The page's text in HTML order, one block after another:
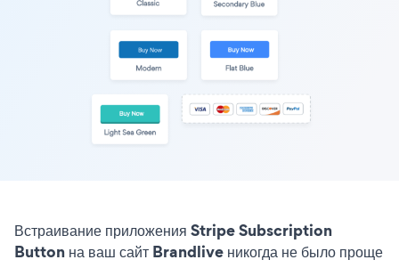
Встраивание приложения Stripe Subscription
Button на ваш сайт Brandlive никогда не было проще